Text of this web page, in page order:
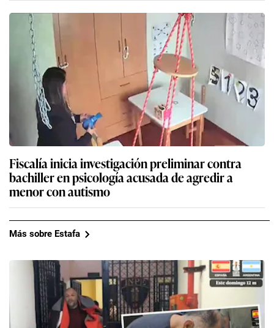
Fiscalía inicia investigación preliminar contra
bachiller en psicología acusada de agredir a
menor con autismo
Más sobre Estafa